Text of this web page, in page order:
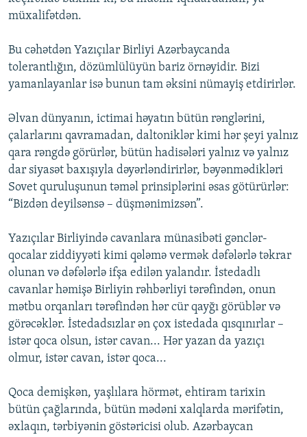
müxalifətdən.
Bu cəhətdən Yazıçılar Birliyi Azərbaycanda
tolerantlığın, dözümlülüyün bariz örnəyidir. Bizi
yamanlayanlar isə bunun tam əksini nümayiş etdirirlər.
Əlvan dünyanın, ictimai həyatın bütün rənglərini,
çalarlarını qavramadan, daltoniklər kimi hər şeyi yalnız
qara rəngdə görürlər, bütün hadisələri yalnız və yalnız
dar siyasət baxışıyla dəyərləndirirlər, bəyənmədikləri
Sovet quruluşunun təməl prinsiplərini əsas götürürlər:
“Bizdən deyilsənsə – düşmənimizsən”.
Yazıçılar Birliyində cavanlara münasibəti gənclər-
qocalar ziddiyyəti kimi qələmə vermək dəfələrlə təkrar
olunan və dəfələrlə ifşa edilən yalandır. İstedadlı
cavanlar həmişə Birliyin rəhbərliyi tərəfindən, onun
mətbu orqanları tərəfindən hər cür qayğı görüblər və
görəcəklər. İstedadsızlar ən çox istedada qısqınırlar –
istər qoca olsun, istər cavan... Hər yazan da yazıçı
olmur, istər cavan, istər qoca...
Qoca demişkən, yaşlılara hörmət, ehtiram tarixin
bütün çağlarında, bütün mədəni xalqlarda mərifətin,
əxlaqın, tərbiyənin göstəricisi olub. Azərbaycan